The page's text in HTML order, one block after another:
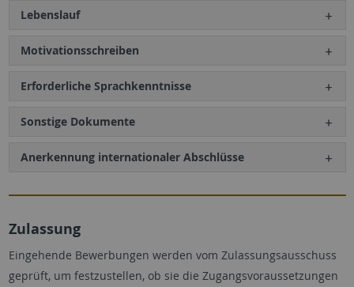
Lebenslauf
Motivationsschreiben
Erforderliche Sprachkenntnisse
Sonstige Dokumente
Anerkennung internationaler Abschlüsse
Zulassung
Eingehende Bewerbungen werden vom Zulassungsausschuss
geprüft, um festzustellen, ob sie die Zugangsvoraussetzungen